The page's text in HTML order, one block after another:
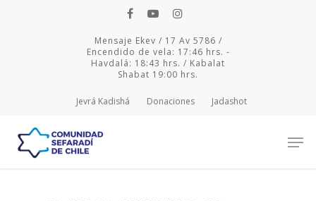
Mensaje Ekev / 17 Av 5786 /
Encendido de vela: 17:46 hrs. -
Havdalá: 18:43 hrs. / Kabalat
Shabat 19:00 hrs.
Jevrá Kadishá Donaciones Jadashot